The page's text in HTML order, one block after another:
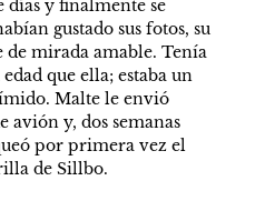
días y finalmente se
gustado sus fotos, su
de mirada amable. Tenía
que ella; estaba un
Malte le envió
avión y, dos semanas
por primera vez el
de Sillbo.